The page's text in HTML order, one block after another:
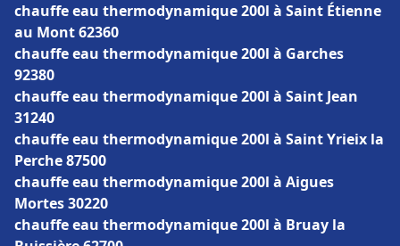
chauffe eau thermodynamique 200l à Saint Étienne
au Mont 62360
chauffe eau thermodynamique 200l à Garches
92380
chauffe eau thermodynamique 200l à Saint Jean
31240
chauffe eau thermodynamique 200l à Saint Yrieix la
Perche 87500
chauffe eau thermodynamique 200l à Aigues
Mortes 30220
chauffe eau thermodynamique 200l à Bruay la